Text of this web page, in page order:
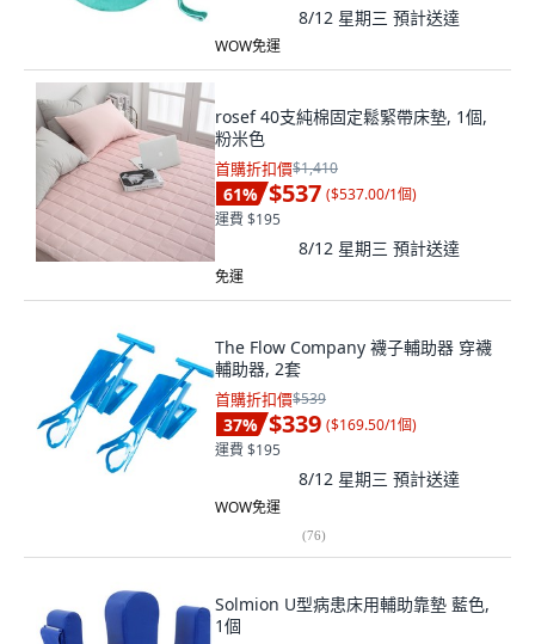
8/12 星期三 預計送達
WOW免運
rosef 40支純棉固定鬆緊帶床墊, 1個,
粉米色
首購折扣價$1,410
61% $537 ($537.00/1個)
運費 $195
8/12 星期三 預計送達
免運
The Flow Company 襪子輔助器 穿襪
輔助器, 2套
首購折扣價$539
37% $339 ($169.50/1個)
運費 $195
8/12 星期三 預計送達
WOW免運
(76)
Solmion U型病患床用輔助靠墊 藍色,
1個